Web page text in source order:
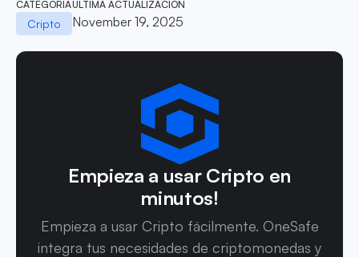
CATEGORÍA
Cripto
ÚLTIMA ACTUALIZACIÓN
November 19, 2025
Empieza a usar Cripto en
minutos!
Empieza a usar Cripto fácilmente. OneSafe
integra tus necesidades de criptomonedas y